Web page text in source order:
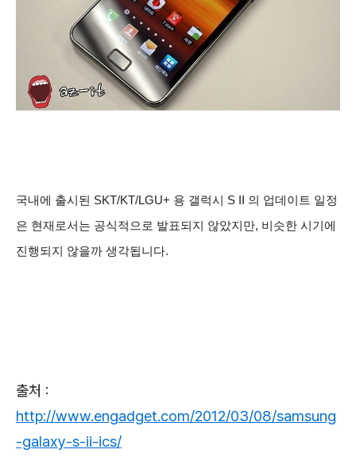
국내에 출시된 SKT/KT/LGU+ 용 갤럭시 S II 의 업데이트 일정
은 현재로서는 공식적으로 발표되지 않았지만, 비슷한 시기에
진행되지 않을까 생각됩니다.
출처 :
http://www.engadget.com/2012/03/08/samsung
-galaxy-s-ii-ics/